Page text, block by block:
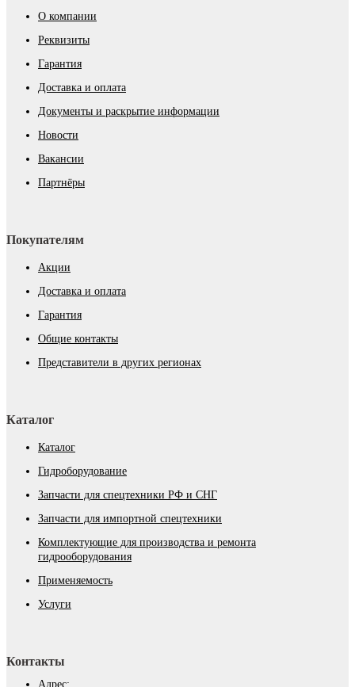
О компании
Реквизиты
Гарантия
Доставка и оплата
Документы и раскрытие информации
Новости
Вакансии
Партнёры
Покупателям
Акции
Доставка и оплата
Гарантия
Общие контакты
Представители в других регионах
Каталог
Каталог
Гидроборудование
Запчасти для спецтехники РФ и СНГ
Запчасти для импортной спецтехники
Комплектующие для производства и ремонта
гидрооборудования
Применяемость
Услуги
Контакты
Адрес: